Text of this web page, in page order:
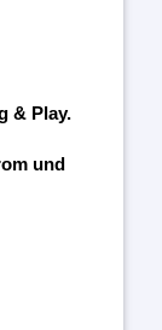
& Play.
und